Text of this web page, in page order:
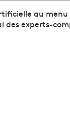
au menu
des experts-